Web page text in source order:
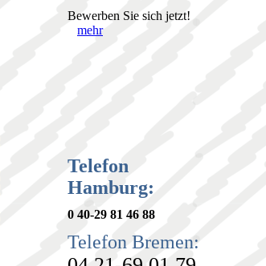
Bewerben Sie sich jetzt!
mehr
Telefon
Hamburg:
0 40-29 81 46 88
Telefon Bremen: